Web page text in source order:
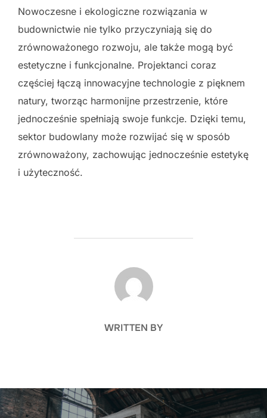
Nowoczesne i ekologiczne rozwiązania w
budownictwie nie tylko przyczyniają się do
zrównoważonego rozwoju, ale także mogą być
estetyczne i funkcjonalne. Projektanci coraz
częściej łączą innowacyjne technologie z pięknem
natury, tworząc harmonijne przestrzenie, które
jednocześnie spełniają swoje funkcje. Dzięki temu,
sektor budowlany może rozwijać się w sposób
zrównoważony, zachowując jednocześnie estetykę
i użyteczność.
POST AUTHOR
WRITTEN BY
Nawigacja